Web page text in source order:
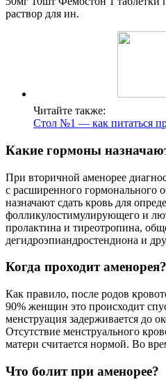
раствор для ин.
Читайте также:
Стол №1 — как питаться
Какие гормоны
При вторичной аменорее
с расширенного гормонального
назначают сдать кровь для
фолликулостимулирующего и
пролактина и тиреотропина,
дегидроэпиандростендиона и
Когда проходит аменорея?
Как правило, после родов
90% женщин это происходит
менструация задерживается до
Отсутствие менструального
матери считается нормой. Во
Что болит при аменорее?